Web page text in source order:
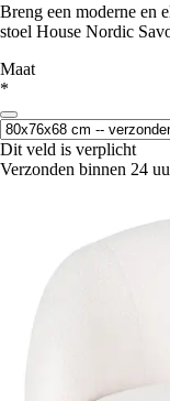
Breng een moderne en
stoel House Nordic
Maat
*
Dit veld is verplicht
Verzonden binnen 24